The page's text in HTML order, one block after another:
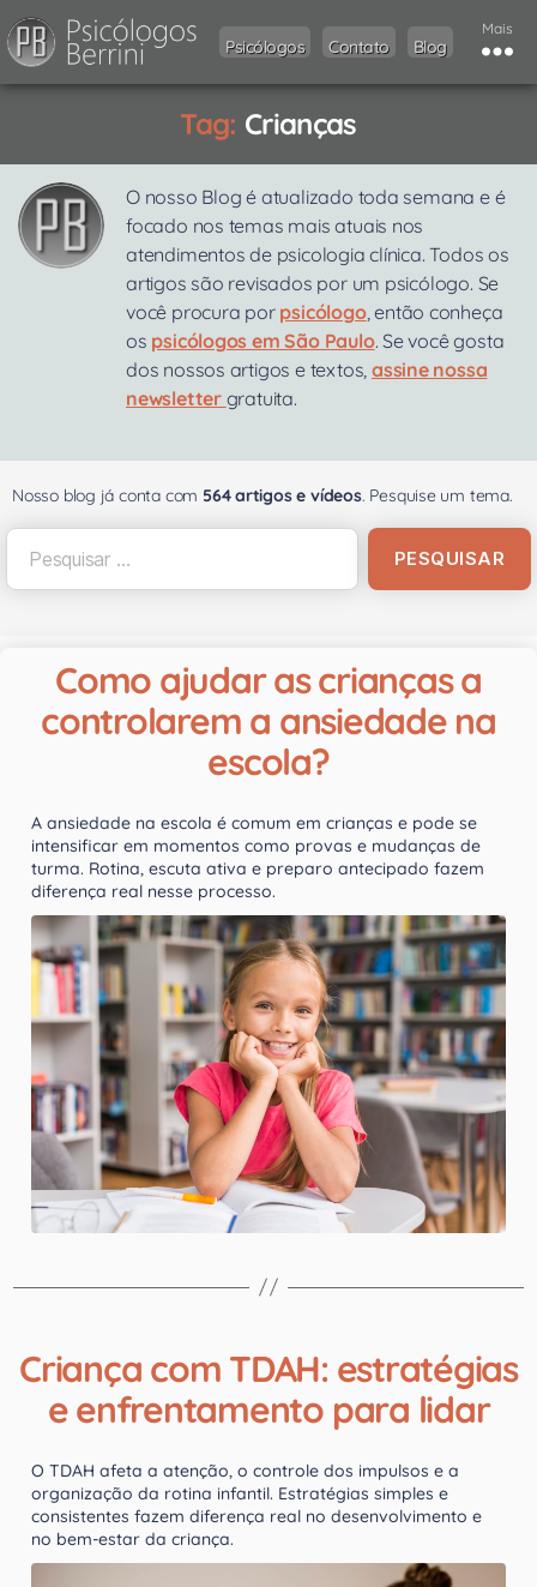
Psicólogos Contato Blog
Mais
Tag: Crianças
O nosso Blog é atualizado toda semana e é
focado nos temas mais atuais nos
atendimentos de psicologia clínica. Todos os
artigos são revisados por um psicólogo. Se
você procura por psicólogo, então conheça
os psicólogos em São Paulo. Se você gosta
dos nossos artigos e textos, assine nossa
newsletter gratuita.
Nosso blog já conta com 564 artigos e vídeos. Pesquise um tema.
Como ajudar as crianças a
controlarem a ansiedade na
escola?
A ansiedade na escola é comum em crianças e pode se
intensificar em momentos como provas e mudanças de
turma. Rotina, escuta ativa e preparo antecipado fazem
diferença real nesse processo.
Criança com TDAH: estratégias
e enfrentamento para lidar
O TDAH afeta a atenção, o controle dos impulsos e a
organização da rotina infantil. Estratégias simples e
consistentes fazem diferença real no desenvolvimento e
no bem-estar da criança.